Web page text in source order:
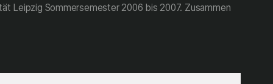
Leipzig Sommersemester 2006 bis 2007. Zusammen